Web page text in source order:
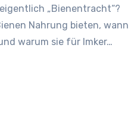
„Bienentracht“?
Nahrung bieten, wann
warum sie für Imker…